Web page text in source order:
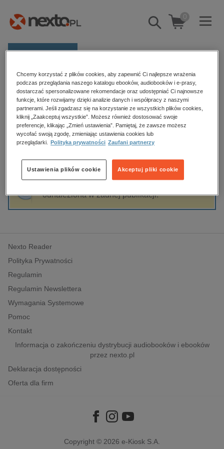
Pokaż/schowaj
wyszukiwarkę
0
E-prasa
Kategorie
Zobacz wszystkie E-prasa
budownictwo, aranżacja wnętrz
biznesowe, branżowe, gospodarka
edukacja
hobby, sport, rozrywka
komputery, internet, technologie, informatyka
polityka, społeczno-informacyjne
psychologiczne
inne
popularno-naukowe
historia
Strona główna Gennifer Choldenko
Gennifer Choldenko
Sortowanie Filtrowanie
odnaleziona w żadnej publikacji.
Nexto Reader
Polityka Prywatności
Regulamin
Regulamin Newslettera
Wymagania Systemowe
Pomoc
Kontakt
Informacja o zakończeniu dystrybucji audiobooków i ebooków
przez nexto.pl
Deklaracja dostępności
Oferta dla firm
Copyright © 2026 e-Kiosk S.A.
Chcemy korzystać z plików cookies, aby zapewnić Ci najlepsze wrażenia
podczas przeglądania naszego katalogu ebooków, audiobooków i e-prasy,
dostarczać spersonalizowane rekomendacje oraz udostępniać Ci najnowsze
funkcje, które rozwijamy dzięki analizie danych i współpracy z naszymi
partnerami. Jeśli zgadzasz się na korzystanie ze wszystkich plików cookies,
kliknij „Zaakceptuj wszystkie”. Możesz również dostosować swoje
preferencje, klikając „Zmień ustawienia”. Pamiętaj, że zawsze możesz
wycofać swoją zgodę, zmieniając ustawienia cookies lub
przeglądarki.
Polityka prywatności Zaufani partnerzy
Akceptuj pliki cookie
Ustawienia plików cookie